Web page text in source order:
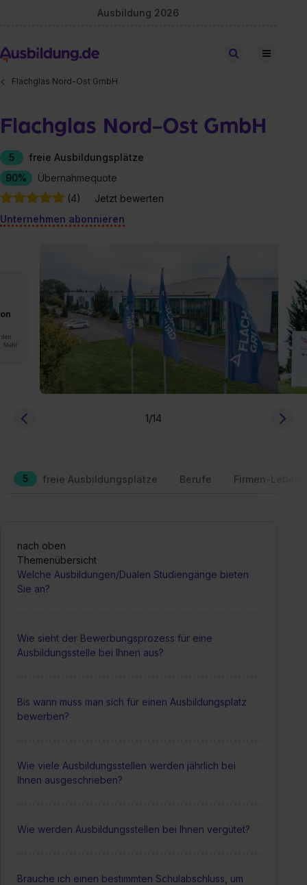
Ausbildung 2026
Stellen finden
Flachglas Nord-Ost GmbH
Flachglas Nord-Ost GmbH
5
freie Ausbildungsplätze
90%
Übernahmequote
(4)
Jetzt bewerten
Unternehmen abonnieren
Mehr
1/14
5 freie Ausbildungsplätze Berufe Firmen-
nach oben
Themenübersicht
Welche Ausbildungen/Dualen Studiengänge bieten
Sie an?
Wie sieht der Bewerbungsprozess für eine
Ausbildungsstelle bei Ihnen aus?
Bis wann muss man sich für einen Ausbildungsplatz
bewerben?
Wie viele Ausbildungsstellen werden jährlich bei
Ihnen ausgeschrieben?
Wie werden Ausbildungsstellen bei Ihnen vergütet?
Brauche ich einen bestimmten Schulabschluss, um